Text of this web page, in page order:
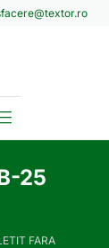
25
FARA